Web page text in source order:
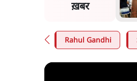
ख़बर
Rahul Gandhi